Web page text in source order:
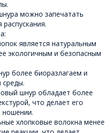
можно запечатать
является натуральным
экологичным и безопасным
более биоразлагаем и
шнур обладает более
что делает его
хлопковые волокна менее